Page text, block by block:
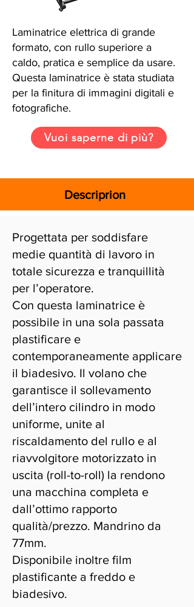
Laminatrice elettrica di grande
formato, con rullo superiore a
caldo, pratica e semplice da usare.
Questa laminatrice è stata studiata
per la finitura di immagini digitali e
fotografiche.
Vuoi saperne di più?
Descriprion
Progettata per soddisfare
medie quantità di lavoro in
totale sicurezza e tranquillità
per l’operatore.
Con questa laminatrice è
possibile in una sola passata
plastificare e
contemporaneamente applicare
il biadesivo. Il volano che
garantisce il sollevamento
dell’intero cilindro in modo
uniforme, unite al
riscaldamento del rullo e al
riavvolgitore motorizzato in
uscita (roll-to-roll) la rendono
una macchina completa e
dall’ottimo rapporto
qualità/prezzo. Mandrino da
77mm.
Disponibile inoltre film
plastificante a freddo e
biadesivo.